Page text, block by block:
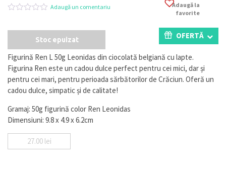
5
pe
baza
a
evaluări
de
la
Adaugă un comentariu
Adaugă la
favorite
Stoc epuizat OFERTĂ
Figurină Ren L 50g Leonidas din ciocolată belgiană cu lapte.
Figurina Ren este un cadou dulce perfect pentru cei mici, dar și
pentru cei mari, pentru perioada sărbătorilor de Crăciun. Oferă un
cadou dulce, simpatic și de calitate!
Gramaj: 50g figurină color Ren Leonidas
Dimensiuni: 9.8 x 4.9 x 6.2cm
27.00 lei